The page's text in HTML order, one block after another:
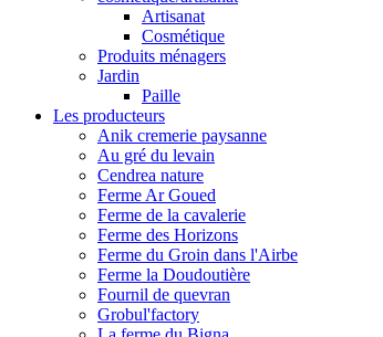
Artisanat
Cosmétique
Produits ménagers
Jardin
Paille
Les producteurs
Anik cremerie paysanne
Au gré du levain
Cendrea nature
Ferme Ar Goued
Ferme de la cavalerie
Ferme des Horizons
Ferme du Groin dans l'Airbe
Ferme la Doudoutière
Fournil de quevran
Grobul'factory